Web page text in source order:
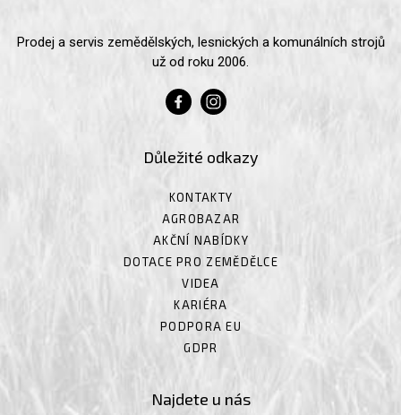
Prodej a servis zemědělských, lesnických a komunálních strojů
už od roku 2006.
Důležité odkazy
KONTAKTY
AGROBAZAR
AKČNÍ NABÍDKY
DOTACE PRO ZEMĚDĚLCE
VIDEA
KARIÉRA
PODPORA EU
GDPR
Najdete u nás